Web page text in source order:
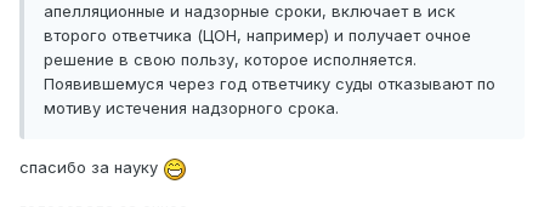
апелляционные и надзорные сроки, включает в иск
второго ответчика (ЦОН, например) и получает очное
решение в свою пользу, которое исполняется.
Появившемуся через год ответчику суды отказывают по
мотиву истечения надзорного срока.
спасибо за науку